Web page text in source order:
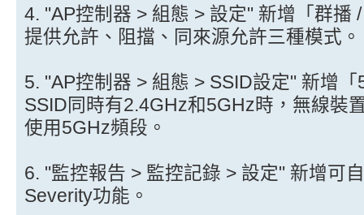
4. "AP控制器 > 組態 > 設定" 新增「群播
提供允許、阻擋、同來源允許三種模式。
5. "AP控制器 > 組態 > SSID設定" 新增
SSID同時有2.4GHz和5GHz時，無線裝
使用5GHz頻段。
6. "監控報告 > 監控記錄 > 設定" 新增可
Severity功能。